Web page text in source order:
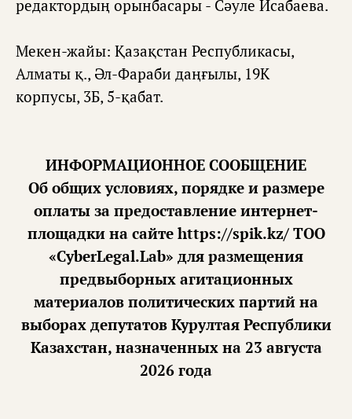
редактордың орынбасары - Сәуле Исабаева.
Мекен-жайы: Қазақстан Республикасы,
Алматы қ., Әл-Фараби даңғылы, 19К
корпусы, 3Б, 5-қабат.
ИНФОРМАЦИОННОЕ СООБЩЕНИЕ
Об общих условиях, порядке и размере
оплаты за предоставление интернет-
площадки на сайте https://spik.kz/ ТОО
«CyberLegal.Lab» для размещения
предвыборных агитационных
материалов политических партий на
выборах депутатов Курултая Республики
Казахстан, назначенных на 23 августа
2026 года